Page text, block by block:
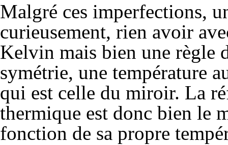
Malgré ces imperfections,
curieusement, rien avoir
Kelvin mais bien une règle
symétrie, une température
qui est celle du miroir. La
thermique est donc bien le
fonction de sa propre